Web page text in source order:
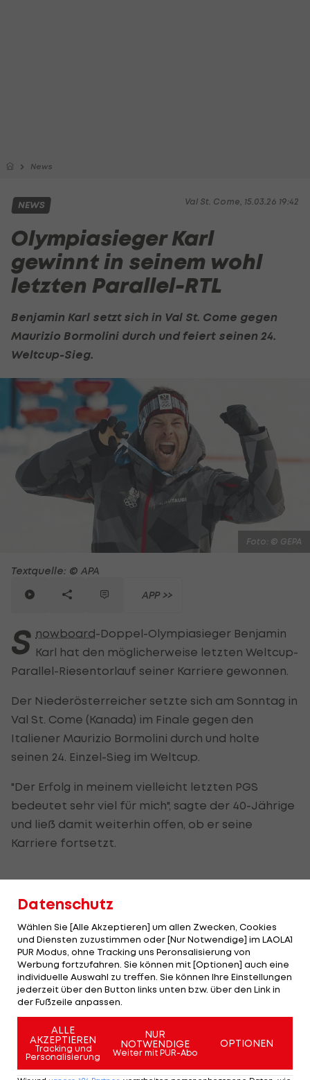
News
Val St. Come, 15.03.26 19:42
NEWS
Olympiasieger Karl
gewinnt in seinem wohl
letzten Parallel-RTL
Benjamin Karl setzt sich in Val St. Come gegen
Maurizio Bormolini durch und feiert seinen 24.
Weltcup-Sieg.
Foto: © GEPA
Textquelle: © APA
APP >>
S nowboard-Doppel-Olympiasieger Benjamin
Karl hat den möglicherweise letzten Weltcup-
Parallel-Riesentorlauf seiner Karriere gewonnen.
Der Niederösterreicher setzte sich am Sonntag in
Val St. Come (Kanada) im Finale gegen den
Italiener Maurizio Bormolini durch und holte
seinen 24. Einzel-Sieg im Weltcup.
"Der Erfolg in meinem vielleicht letzten PGS
bedeutet sehr viel für mich", sagte der 40-Jährige
und ließ damit weiterhin offen, ob er seine
Karriere fortsetzt.
Vierter, was sein bestes PGS-Saisonresultat
bedeutete. Dominik Burgstaller, Alexander Payer
und Andreas Promegger scheiterten im
Achtelfinale, für Fabian Obmann war im
Viertelfinale Endstation.
Bei den Frauen gab es durch Lucia Dalmasso und
Jasmin Coratti einen italienischen Doppelsieg,
Datenschutz
Wählen Sie [Alle Akzeptieren] um allen Zwecken, Cookies
und Diensten zuzustimmen oder [Nur Notwendige] im LAOLA1
PUR Modus, ohne Tracking uns Peronsalisierung von
Werbung fortzufahren. Sie können mit [Optionen] auch eine
individuelle Auswahl zu treffen. Sie können Ihre Einstellungen
jederzeit über den Button links unten bzw. über den Link in
der Fußzeile anpassen.
ALLE
AKZEPTIEREN
Tracking und
Personalisierung
NUR
NOTWENDIGE
Weiter mit PUR-Abo
OPTIONEN